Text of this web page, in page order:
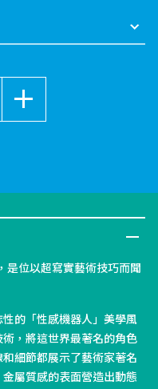
是位以超寫實藝術技巧而聞
的「性感機器人」美學風
，將這世界最著名的角色
細節都展示了藝術家著名
屬質感的表面營造出動態